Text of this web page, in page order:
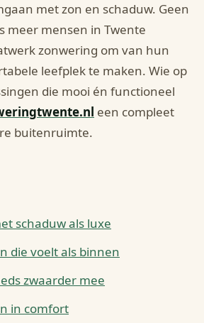
met zon en schaduw. Geen
meer mensen in Twente
zonwering om van hun
leefplek te maken. Wie op
die mooi én functioneel
een compleet
buitenruimte.
schaduw als luxe
die voelt als binnen
zwaarder mee
in comfort